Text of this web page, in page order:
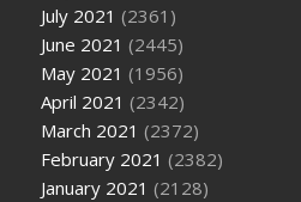
July 2021 (2361)
June 2021 (2445)
May 2021 (1956)
April 2021 (2342)
March 2021 (2372)
February 2021 (2382)
January 2021 (2128)